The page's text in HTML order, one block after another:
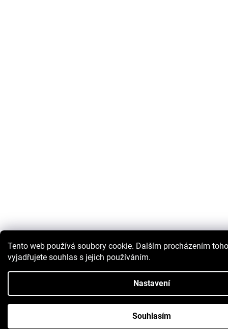
Tento web používá soubory cookie. Dalším procházením
vyjadřujete souhlas s jejich používáním.
Nastavení
Souhlasím